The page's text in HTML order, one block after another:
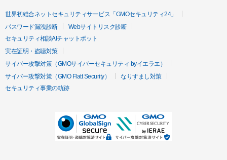
世界初総合ネットセキュリティサービス「GMOセキュリティ24」
パスワード漏洩診断
Webサイトリスク診断
セキュリティ相談AIチャットボット
実在証明・盗聴対策
サイバー攻撃対策（GMOサイバーセキュリティ byイエラエ）
サイバー攻撃対策（GMO Flatt Security）
なりすまし対策
セキュリティ事業の軌跡